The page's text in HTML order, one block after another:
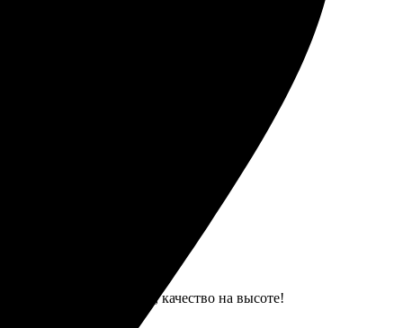
цены.
превзошел ожидания, качество на высоте!